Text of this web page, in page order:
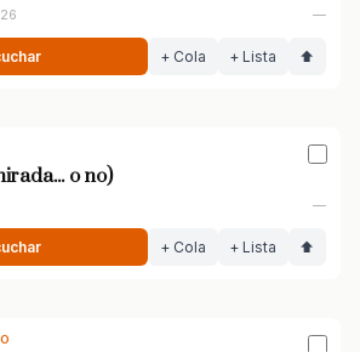
—
+ Cola + Lista ⬆
o no)
—
+ Cola + Lista ⬆